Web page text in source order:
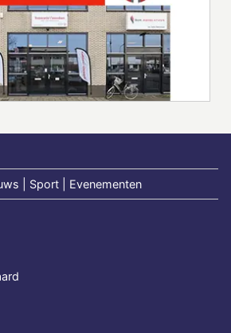
| Sport | Evenementen